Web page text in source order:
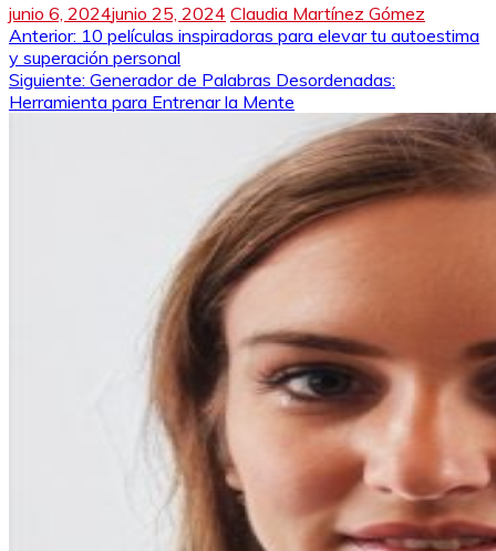
junio 6, 2024junio 25, 2024 Claudia Martínez Gómez
Navegación
de
entradas
Anterior: 10 películas inspiradoras para elevar tu autoestima
y superación personal
Siguiente: Generador de Palabras Desordenadas:
Herramienta para Entrenar la Mente